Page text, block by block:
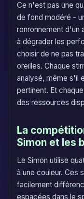
Ce n'est pas une
de fond modéré -
ronronnement d'un
à dégrader les
choisir de ne pas
oreilles. Chaque
analysé, même s'il
pertinent. Et
des ressources
La
Simon et les
Le Simon utilise
à une couleur. Ces
facilement
espacées dans le